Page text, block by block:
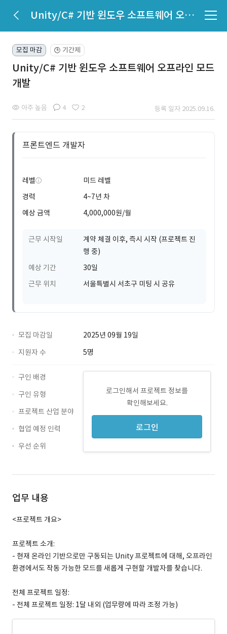
Unity/C# 기반 윈도우 소프트웨어 오프라인 모드 개발
모집 마감 🕒 기간제
Unity/C# 기반 윈도우 소프트웨어 오프라인 모드
개발
아주 높음 4 2 등록 일자 2025.09.16.
프론트엔드 개발자
레벨
미드 레벨
경력
4~7년 차
예상 금액
4,000,000원/월
근무 시작일
계약 체결 이후, 즉시 시작 (프로젝트 진
행 중)
예상 기간
30일
근무 위치
서울특별시 서초구 미팅 시 공유
모집 마감일
2025년 09월 19일
지원자 수
5명
로그인해서 프로젝트 정보를
확인해보세요.
로그인
구인 배경
구인 유형
프로젝트 산업 분야
협업 예정 인력
우선 순위
업무 내용
<프로젝트 개요>
프로젝트 소개:
- 현재 온라인 기반으로만 구동되는 Unity 프로젝트에 대해, 오프라인
환경에서도 작동 가능한 모드를 새롭게 구현할 개발자를 찾습니다.
전체 프로젝트 일정:
- 전체 프로젝트 일정: 1달 내외 (업무량에 따라 조정 가능)